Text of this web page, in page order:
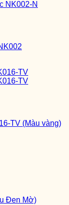
TV (Màu vàng)
Đen Mờ)